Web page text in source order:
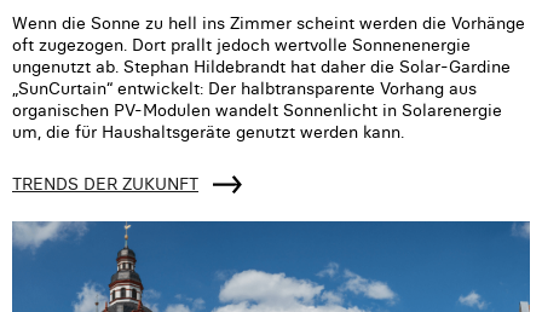
Wenn die Sonne zu hell ins Zimmer scheint werden die Vorhänge
oft zugezogen. Dort prallt jedoch wertvolle Sonnenenergie
ungenutzt ab. Stephan Hildebrandt hat daher die Solar-Gardine
„SunCurtain“ entwickelt: Der halbtransparente Vorhang aus
organischen PV-Modulen wandelt Sonnenlicht in Solarenergie
um, die für Haushaltsgeräte genutzt werden kann.
TRENDS DER ZUKUNFT